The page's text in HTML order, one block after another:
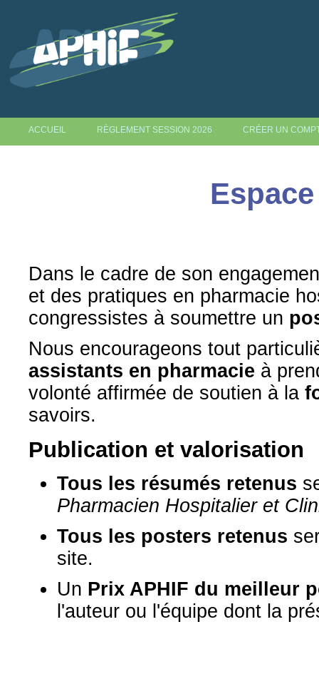
ACCUEIL RÈGLEMENT SESSION 2026 CRÉER UN
Dans le cadre de son
et des pratiques en pharmacie
congressistes à soumettre un
Nous encourageons tout
assistants en pharmacie à
volonté affirmée de soutien à la
savoirs.
Publication et valorisation
Tous les résumés retenus
Pharmacien Hospitalier et
Tous les posters retenus
site.
Un Prix APHIF du meilleur
l'auteur ou l'équipe dont la